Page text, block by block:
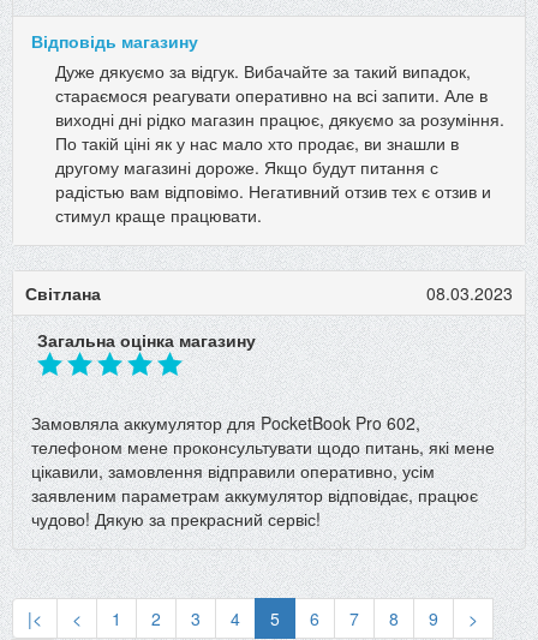
Відповідь магазину
Дуже дякуємо за відгук. Вибачайте за такий випадок,
стараємося реагувати оперативно на всі запити. Але в
виходні дні рідко магазин працює, дякуємо за розуміння.
По такій ціні як у нас мало хто продає, ви знашли в
другому магазині дороже. Якщо будут питання с
радістью вам відповімо. Негативний отзив тех є отзив и
стимул краще працювати.
Світлана
08.03.2023
Загальна оцінка магазину
Замовляла аккумулятор для PocketBook Pro 602,
телефоном мене проконсультувати щодо питань, які мене
цікавили, замовлення відправили оперативно, усім
заявленим параметрам аккумулятор відповідає, працює
чудово! Дякую за прекрасний сервіс!
|< < 1 2 3 4 5 6 7 8 9
>